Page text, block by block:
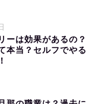
ーは効果があるの？
本当？セルフでやる